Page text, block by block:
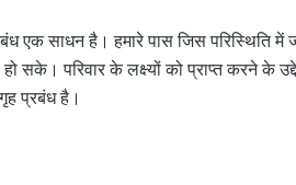
एक साधन है। हमारे पास जिस परिस्थिति में
सके। परिवार के लक्ष्यों को प्राप्त करने के
प्रबंध है।